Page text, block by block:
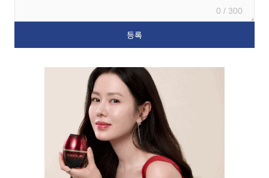
0 / 300